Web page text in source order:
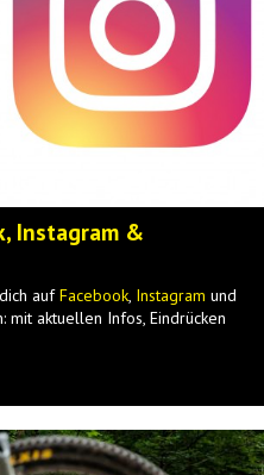
Instagram &
aufFacebook, Instagram und
aktuellen Infos, Eindrücken